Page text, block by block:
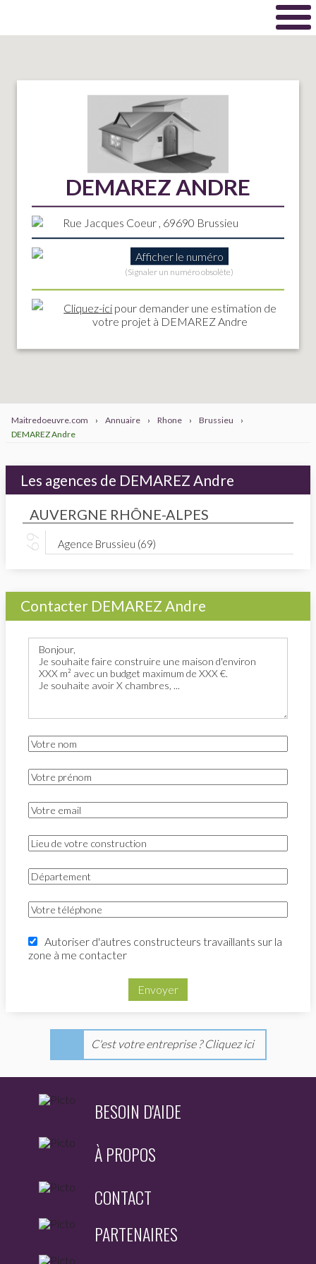
DEMAREZ ANDRE
Rue Jacques Coeur , 69690 Brussieu
Afficher le numéro
(Signaler un numéro obsolète)
Cliquez-ici pour demander une estimation de
votre projet à DEMAREZ Andre
Maitredoeuvre.com › Annuaire › Rhone › Brussieu
›
DEMAREZ Andre
Les agences de DEMAREZ Andre
AUVERGNE RHÔNE-ALPES
Agence Brussieu (69)
Contacter DEMAREZ Andre
Autoriser d'autres constructeurs travaillants sur la
zone à me contacter
Envoyer
C'est votre entreprise ? Cliquez ici
BESOIN D'AIDE
À PROPOS
CONTACT
PARTENAIRES